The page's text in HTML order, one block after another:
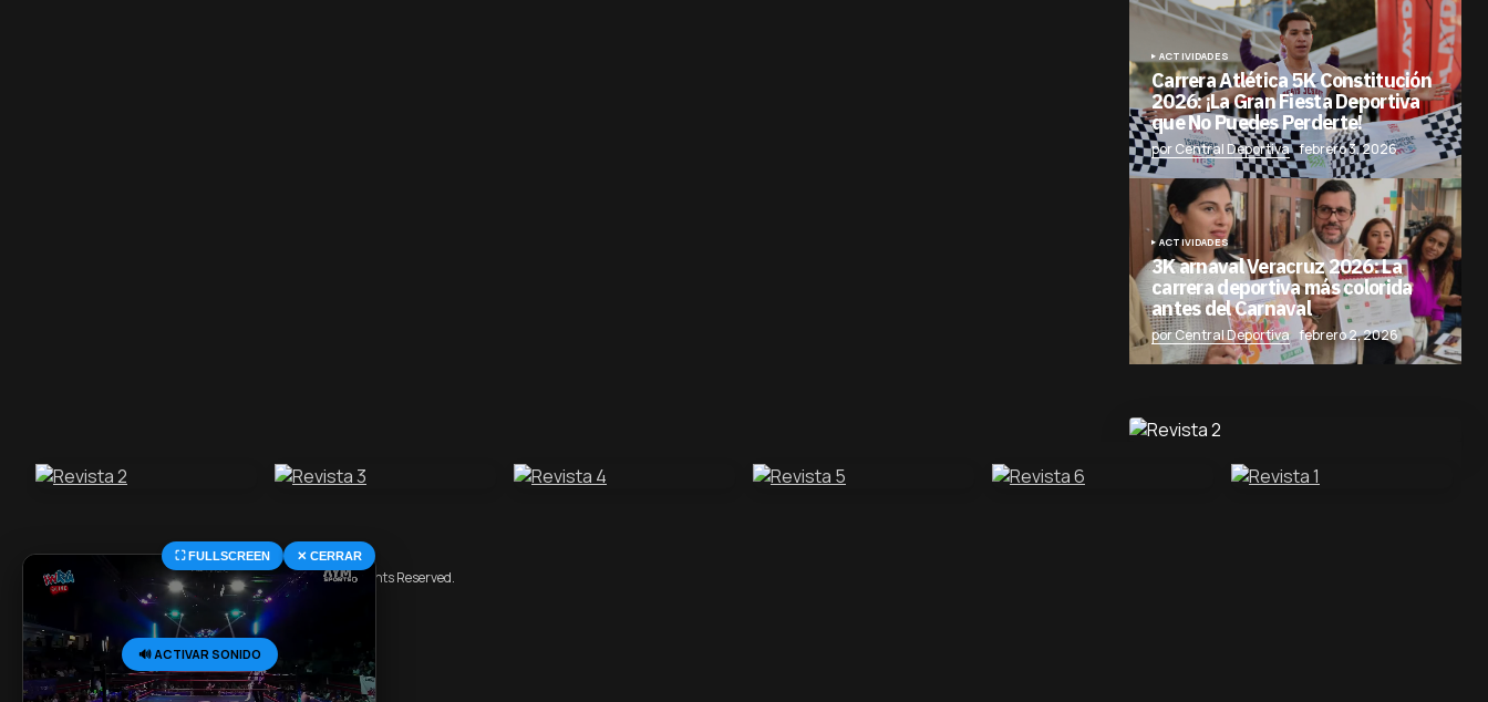
ACTIVIDADES
Carrera Atlética 5K Constitución
2026: ¡La Gran Fiesta Deportiva
que No Puedes Perderte!
por Central Deportiva febrero 3, 2026
ACTIVIDADES
3K arnaval Veracruz 2026: La
carrera deportiva más colorida
antes del Carnaval
por Central Deportiva febrero 2, 2026
⛶ FULLSCREEN ✕ CERRAR
🔊 ACTIVAR SONIDO
© 2026 Central Deportiva MX. All Rights Reserved.